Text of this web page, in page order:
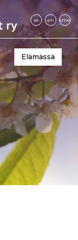
se en sme
Elämässä